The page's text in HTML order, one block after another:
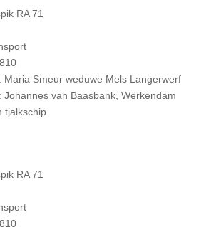
RA 71
Maria Smeur weduwe Mels Langerwerf
Johannes van Baasbank, Werkendam
tjalkschip
RA 71